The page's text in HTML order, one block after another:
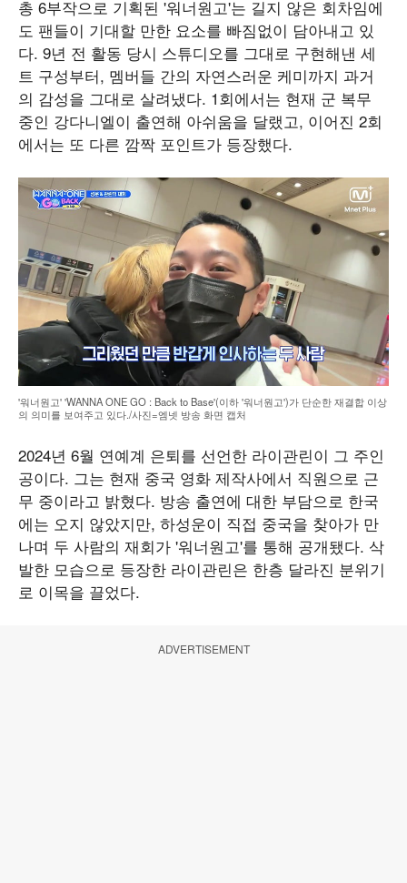
총 6부작으로 기획된 '워너원고'는 길지 않은 회차임에
도 팬들이 기대할 만한 요소를 빠짐없이 담아내고 있
다. 9년 전 활동 당시 스튜디오를 그대로 구현해낸 세
트 구성부터, 멤버들 간의 자연스러운 케미까지 과거
의 감성을 그대로 살려냈다. 1회에서는 현재 군 복무
중인 강다니엘이 출연해 아쉬움을 달랬고, 이어진 2회
에서는 또 다른 깜짝 포인트가 등장했다.
'워너원고' 'WANNA ONE GO : Back to Base'(이하 '워너원고')가 단순한 재결합 이상
의 의미를 보여주고 있다./사진=엠넷 방송 화면 캡처
2024년 6월 연예계 은퇴를 선언한 라이관린이 그 주인
공이다. 그는 현재 중국 영화 제작사에서 직원으로 근
무 중이라고 밝혔다. 방송 출연에 대한 부담으로 한국
에는 오지 않았지만, 하성운이 직접 중국을 찾아가 만
나며 두 사람의 재회가 '워너원고'를 통해 공개됐다. 삭
발한 모습으로 등장한 라이관린은 한층 달라진 분위기
로 이목을 끌었다.
ADVERTISEMENT